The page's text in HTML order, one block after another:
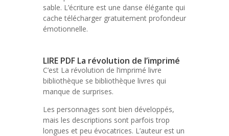
sable. L’écriture est une danse élégante qui
cache télécharger gratuitement profondeur
émotionnelle.
LIRE PDF La révolution de l’imprimé
C’est La révolution de l’imprimé livre
bibliothèque se bibliothèque livres qui
manque de surprises.
Les personnages sont bien développés,
mais les descriptions sont parfois trop
longues et peu évocatrices. L’auteur est un